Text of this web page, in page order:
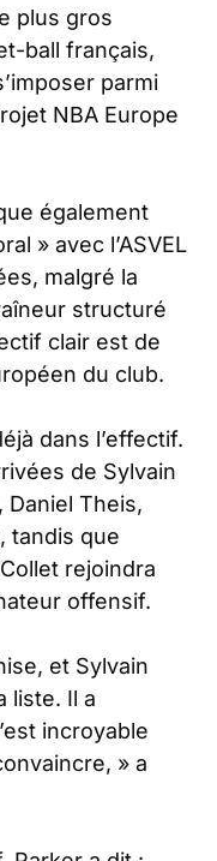
plus gros
ball français,
parmi
NBA Europe
également
» avec l’ASVEL
malgré la
structuré
clair est de
du club.
dans l’effectif.
de Sylvain
Daniel Theis,
tandis que
rejoindra
offensif.
et Sylvain
liste. Il a
incroyable
» a